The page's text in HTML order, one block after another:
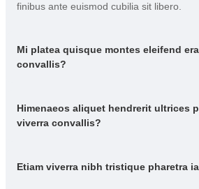
finibus ante euismod cubilia sit libero.
Mi platea quisque montes eleifend
convallis?
Himenaeos aliquet hendrerit ultrices
viverra convallis?
Etiam viverra nibh tristique pharetra